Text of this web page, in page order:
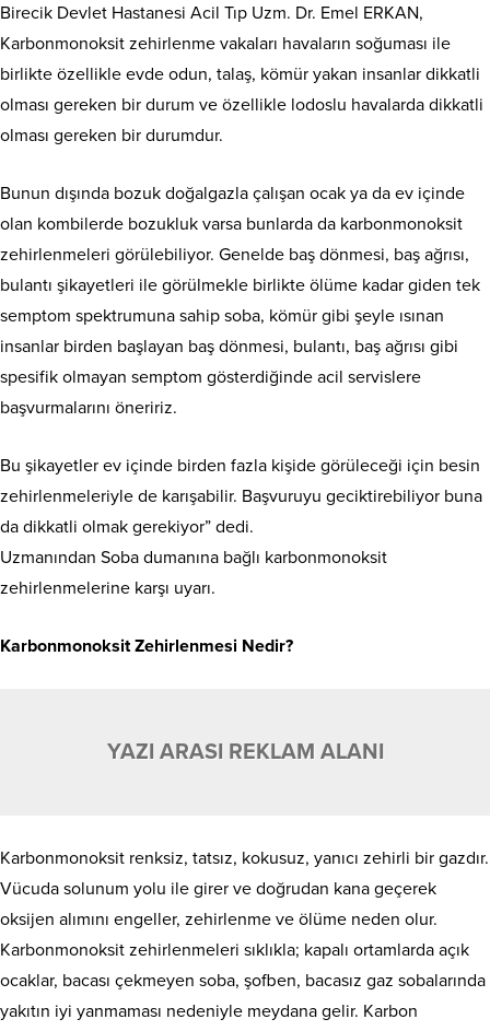
Birecik Devlet Hastanesi Acil Tıp Uzm. Dr. Emel ERKAN,
Karbonmonoksit zehirlenme vakaları havaların soğuması ile
birlikte özellikle evde odun, talaş, kömür yakan insanlar dikkatli
olması gereken bir durum ve özellikle lodoslu havalarda dikkatli
olması gereken bir durumdur.
Bunun dışında bozuk doğalgazla çalışan ocak ya da ev içinde
olan kombilerde bozukluk varsa bunlarda da karbonmonoksit
zehirlenmeleri görülebiliyor. Genelde baş dönmesi, baş ağrısı,
bulantı şikayetleri ile görülmekle birlikte ölüme kadar giden tek
semptom spektrumuna sahip soba, kömür gibi şeyle ısınan
insanlar birden başlayan baş dönmesi, bulantı, baş ağrısı gibi
spesifik olmayan semptom gösterdiğinde acil servislere
başvurmalarını öneririz.
Bu şikayetler ev içinde birden fazla kişide görüleceği için besin
zehirlenmeleriyle de karışabilir. Başvuruyu geciktirebiliyor buna
da dikkatli olmak gerekiyor” dedi.
Uzmanından Soba dumanına bağlı karbonmonoksit
zehirlenmelerine karşı uyarı.
Karbonmonoksit Zehirlenmesi Nedir?
YAZI ARASI REKLAM ALANI
Karbonmonoksit renksiz, tatsız, kokusuz, yanıcı zehirli bir gazdır.
Vücuda solunum yolu ile girer ve doğrudan kana geçerek
oksijen alımını engeller, zehirlenme ve ölüme neden olur.
Karbonmonoksit zehirlenmeleri sıklıkla; kapalı ortamlarda açık
ocaklar, bacası çekmeyen soba, şofben, bacasız gaz sobalarında
yakıtın iyi yanmaması nedeniyle meydana gelir. Karbon